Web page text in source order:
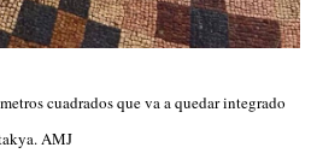
cuadrados que va a quedar integrado
AMJ